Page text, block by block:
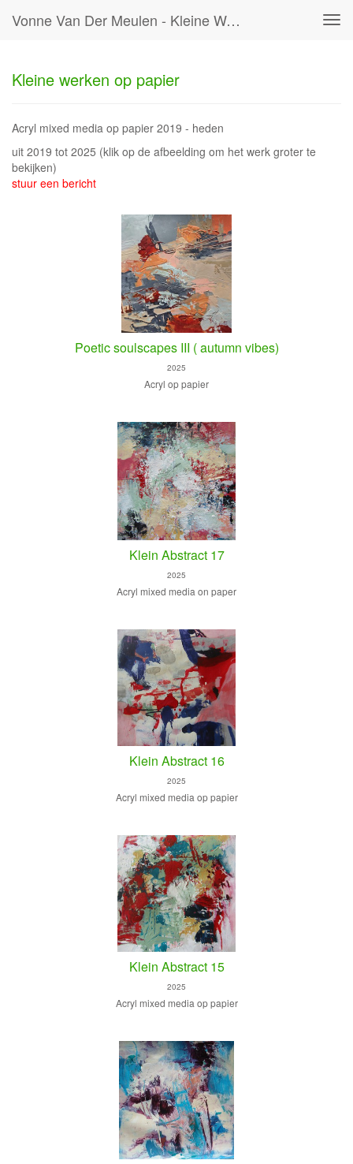
Vonne Van Der Meulen - Kleine Werken Op Papier
Kleine werken op papier
Acryl mixed media op papier 2019 - heden
uit 2019 tot 2025 (klik op de afbeelding om het werk groter te
bekijken)
stuur een bericht
Poetic soulscapes III ( autumn vibes)
2025
Acryl op papier
Klein Abstract 17
2025
Acryl mixed media on paper
Klein Abstract 16
2025
Acryl mixed media op papier
Klein Abstract 15
2025
Acryl mixed media op papier